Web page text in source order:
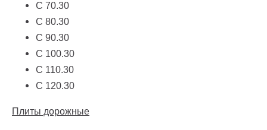
С 70.30
С 80.30
С 90.30
С 100.30
С 110.30
С 120.30
Плиты дорожные